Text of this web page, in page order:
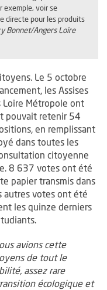
exemple, voir se
directe pour les produits
Bonnet/Angers Loire
Le 5 octobre
les Assises
Loire Métropole ont
pouvait retenir 54
en remplissant
dans toutes les
citoyenne
8 637 votes ont été
papier transmis dans
autres votes ont été
les quinze derniers
avions cette
de tout le
assez rare
écologique et